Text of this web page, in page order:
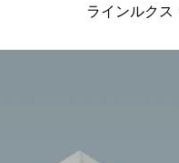
ラインルクス